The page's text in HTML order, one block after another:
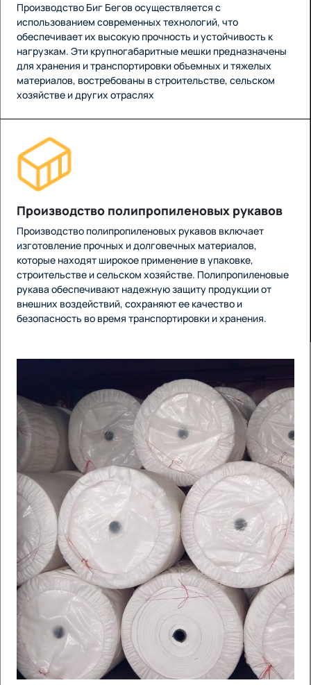
Производство Биг Бегов осуществляется с
использованием современных технологий, что
обеспечивает их высокую прочность и устойчивость к
нагрузкам. Эти крупногабаритные мешки предназначены
для хранения и транспортировки объемных и тяжелых
материалов, востребованы в строительстве, сельском
хозяйстве и других отраслях
Производство полипропиленовых рукавов
Производство полипропиленовых рукавов включает
изготовление прочных и долговечных материалов,
которые находят широкое применение в упаковке,
строительстве и сельском хозяйстве. Полипропиленовые
рукава обеспечивают надежную защиту продукции от
внешних воздействий, сохраняют ее качество и
безопасность во время транспортировки и хранения.